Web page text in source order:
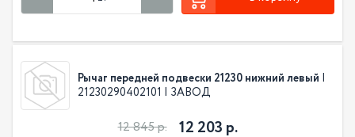
Рычаг передней подвески 21230 нижний левый |
21230290402101 | ЗАВОД
12 845 р. 12 203 р.